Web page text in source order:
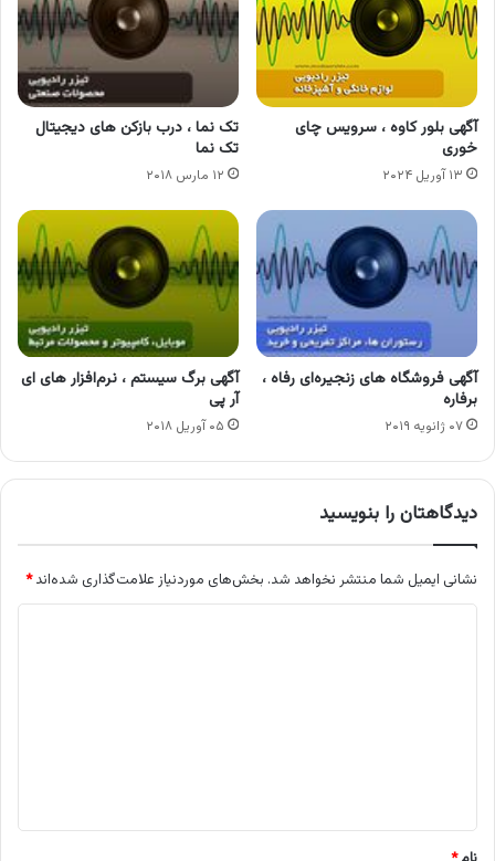
آگهی بلور کاوه ، سرویس چای
خوری
۱۳ آوریل ۲۰۲۴
تک نما ، درب بازکن های دیجیتال
تک نما
۱۲ مارس ۲۰۱۸
آگهی فروشگاه های زنجیره‌ای رفاه ،
برفاره
۰۷ ژانویه ۲۰۱۹
آگهی برگ سیستم ، نرم‌افزار های ای
آر پی
۰۵ آوریل ۲۰۱۸
دیدگاهتان را بنویسید
نشانی ایمیل شما منتشر نخواهد شد. بخش‌های موردنیاز علامت‌گذاری شده‌اند*